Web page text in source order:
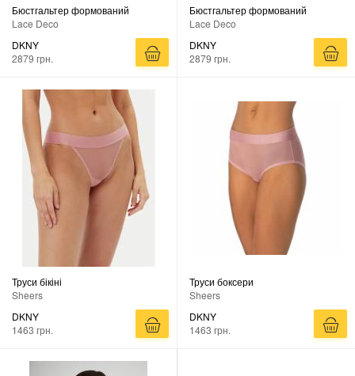
Бюстгальтер формований
Lace Deco
DKNY
2879 грн.
Бюстгальтер формований
Lace Deco
DKNY
2879 грн.
Труси бікіні
Sheers
DKNY
1463 грн.
Труси боксери
Sheers
DKNY
1463 грн.